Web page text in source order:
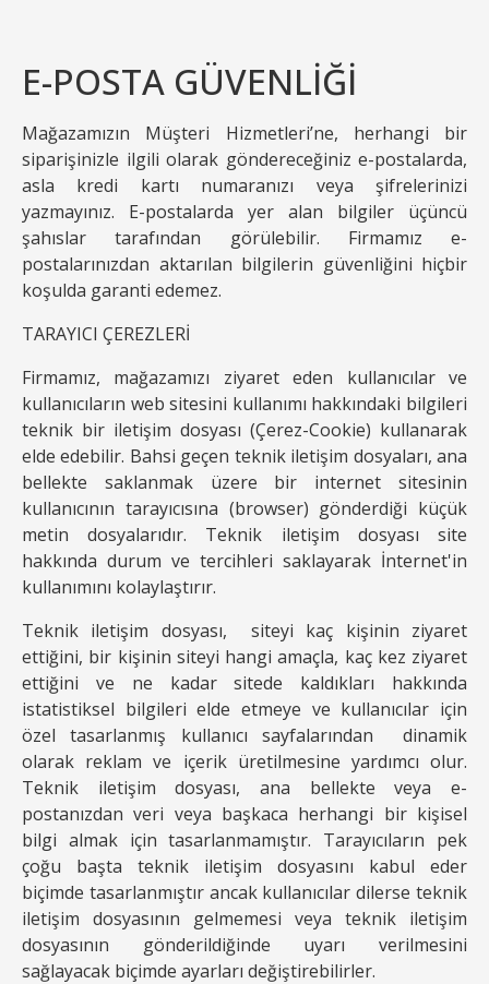
E-POSTA GÜVENLİĞİ
Mağazamızın Müşteri Hizmetleri’ne, herhangi bir
siparişinizle ilgili olarak göndereceğiniz e-postalarda,
asla kredi kartı numaranızı veya şifrelerinizi
yazmayınız. E-postalarda yer alan bilgiler üçüncü
şahıslar tarafından görülebilir. Firmamız e-
postalarınızdan aktarılan bilgilerin güvenliğini hiçbir
koşulda garanti edemez.
TARAYICI ÇEREZLERİ
Firmamız, mağazamızı ziyaret eden kullanıcılar ve
kullanıcıların web sitesini kullanımı hakkındaki bilgileri
teknik bir iletişim dosyası (Çerez-Cookie) kullanarak
elde edebilir. Bahsi geçen teknik iletişim dosyaları, ana
bellekte saklanmak üzere bir internet sitesinin
kullanıcının tarayıcısına (browser) gönderdiği küçük
metin dosyalarıdır. Teknik iletişim dosyası site
hakkında durum ve tercihleri saklayarak İnternet'in
kullanımını kolaylaştırır.
Teknik iletişim dosyası, siteyi kaç kişinin ziyaret
ettiğini, bir kişinin siteyi hangi amaçla, kaç kez ziyaret
ettiğini ve ne kadar sitede kaldıkları hakkında
istatistiksel bilgileri elde etmeye ve kullanıcılar için
özel tasarlanmış kullanıcı sayfalarından dinamik
olarak reklam ve içerik üretilmesine yardımcı olur.
Teknik iletişim dosyası, ana bellekte veya e-
postanızdan veri veya başkaca herhangi bir kişisel
bilgi almak için tasarlanmamıştır. Tarayıcıların pek
çoğu başta teknik iletişim dosyasını kabul eder
biçimde tasarlanmıştır ancak kullanıcılar dilerse teknik
iletişim dosyasının gelmemesi veya teknik iletişim
dosyasının gönderildiğinde uyarı verilmesini
sağlayacak biçimde ayarları değiştirebilirler.